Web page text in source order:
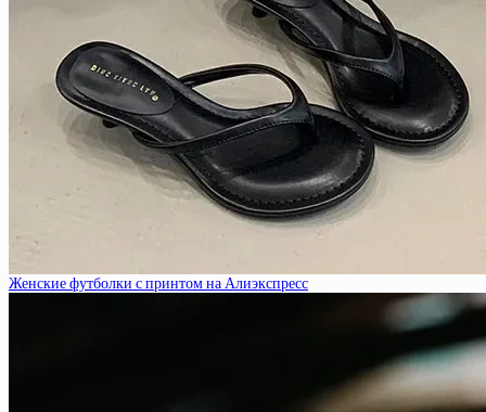
Женские футболки с принтом на Алиэкспресс